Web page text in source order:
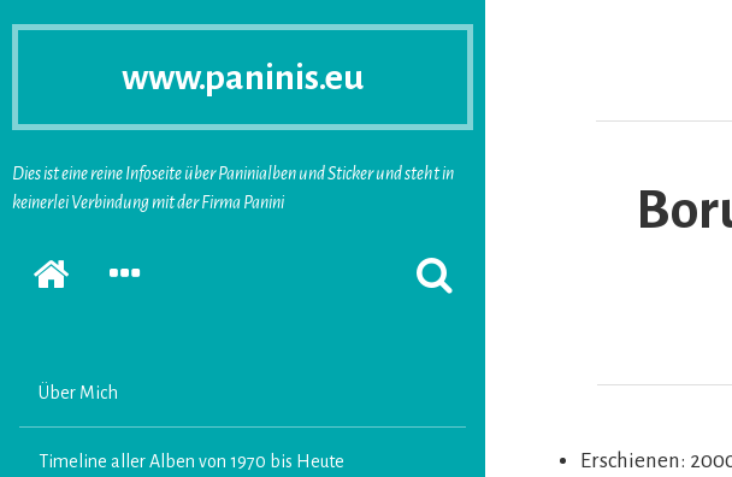
www.paninis.eu
Dies ist eine reine Infoseite über Paninialben und Sticker und steht in
keinerlei Verbindung mit der Firma Panini
Startseite
SEKUNDÄRE
SUCHFORMULAR
ERSCHEINEN
Über Mich
Timeline aller Alben von 1970 bis Heute
Erschienen: